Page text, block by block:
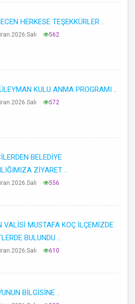
HERKESE TEŞEKKÜRLER ..
562
KULU ANMA PROGRAMI ..
572
BELEDİYE
ZİYARET ..
556
VALİSİ MUSTAFA KOÇ İLÇEMİZDE
BULUNDU ..
610
BİLGİSİNE ..